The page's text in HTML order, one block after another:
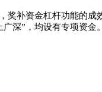
补资金杠杆功能的成
深”，均设有专项资